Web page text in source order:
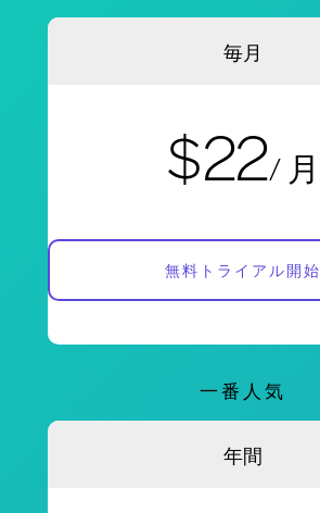
毎月
$22/ 月
無料トライアル開始
一番人気
年間